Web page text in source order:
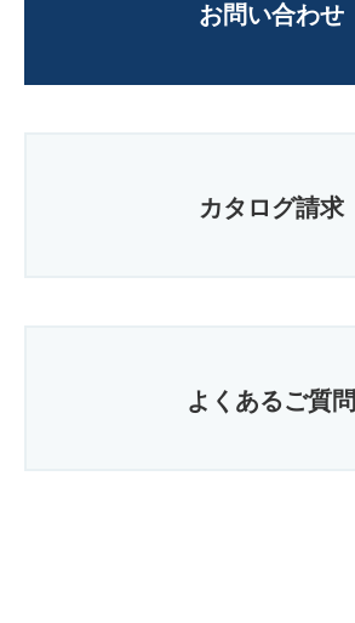
お問い合わせ
カタログ請求
よくあるご質問